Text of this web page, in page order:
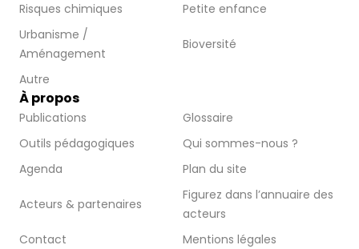
Risques chimiques
Petite enfance
Urbanisme /
Aménagement
Bioversité
Autre
À propos
Publications
Glossaire
Outils pédagogiques
Qui sommes-nous ?
Agenda
Plan du site
Acteurs & partenaires
Figurez dans l’annuaire des
acteurs
Contact
Mentions légales